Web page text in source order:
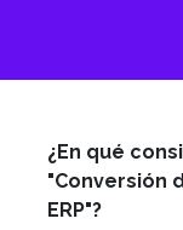
¿En qué
"Conversión
ERP"?